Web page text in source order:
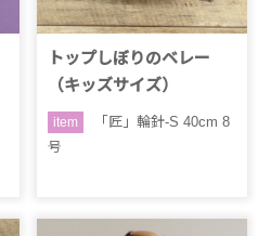
トップしぼりのベレー
（キッズサイズ）
item
「匠」輪針-S 40cm 8
号